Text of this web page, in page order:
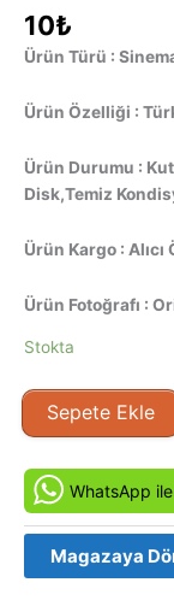
10₺
Ürün Türü :
Ürün Özelliği :
Ürün Durumu :
Disk,Temiz
Ürün Kargo : Alıcı
Ürün Fotoğrafı :
Stokta
Ateşli
Festival
Mardi
Gras:
Spring
Break
Sepete Ekle
WhatsApp
Magazaya